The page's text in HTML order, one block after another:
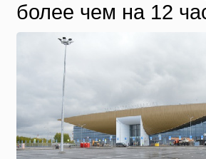
более чем на 12